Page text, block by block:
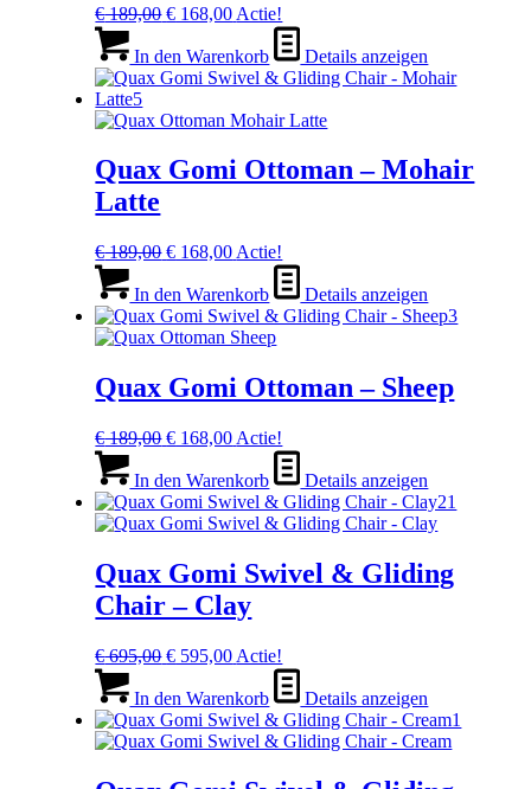
€189,00 Ursprünglicher
war:
€ 189,00
€ 168,00Aktueller
ist:
€ 168,00.
Actie!
In den Warenkorb Details anzeigen
Quax Gomi Ottoman – Mohair
Latte
€189,00 Ursprünglicher
war:
€ 189,00
€ 168,00Aktueller
ist:
€ 168,00.
Actie!
In den Warenkorb Details anzeigen
Quax Gomi Ottoman – Sheep
€189,00 Ursprünglicher
war:
€ 189,00
€ 168,00Aktueller
ist:
€ 168,00.
Actie!
In den Warenkorb Details anzeigen
Quax Gomi Swivel & Gliding
Chair – Clay
€695,00 Ursprünglicher
war:
€ 695,00
€ 595,00Aktueller
ist:
€ 595,00.
Actie!
In den Warenkorb Details anzeigen